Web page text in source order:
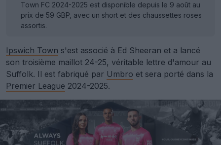
Town FC 2024-2025 est disponible depuis le 9 août au
prix de 59 GBP, avec un short et des chaussettes roses
assortis.
Ipswich Town s'est associé à Ed Sheeran et a lancé
son troisième maillot 24-25, véritable lettre d'amour au
Suffolk. Il est fabriqué par Umbro et sera porté dans la
Premier League 2024-2025.